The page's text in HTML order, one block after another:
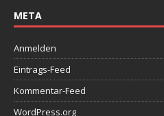
META
Anmelden
Eintrags-Feed
Kommentar-Feed
WordPress.org